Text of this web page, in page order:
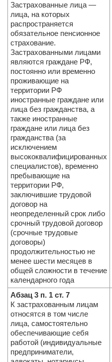
Застрахованные лица —
лица, на которых
распространяется
обязательное пенсионное
страхование.
Застрахованными лицами
являются граждане РФ,
постоянно или временно
проживающие на
территории РФ
иностранные граждане или
лица без гражданства, а
также иностранные
граждане или лица без
гражданства (за
исключением
высококвалифицированных
специалистов), временно
пребывающие на
территории РФ,
заключившие трудовой
договор на
неопределенный срок либо
срочный трудовой до­говор
(срочные трудовые
договоры)
продолжительностью не
менее шести месяцев в
общей сложности в течение
календарного года
Абзац 3 п. 1 ст. 7
К застрахованным лицам
относятся в том числе
лица, самостоятельно
обеспечивающие себя
работой (индивидуальные
предприниматели,